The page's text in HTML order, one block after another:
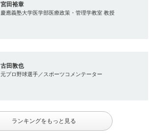
宮田裕章
慶應義塾大学医学部医療政策・管理学教室 教授
古田敦也
元プロ野球選手／スポーツコメンテーター
ランキングをもっと見る